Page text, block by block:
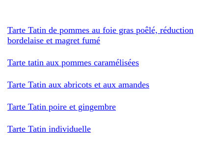
Tarte Tatin de pommes au foie gras poêlé, réduction
bordelaise et magret fumé
Tarte tatin aux pommes caramélisées
Tarte Tatin aux abricots et aux amandes
Tarte Tatin poire et gingembre
Tarte Tatin individuelle